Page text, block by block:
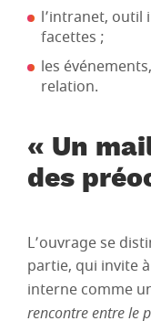
l’intranet, outil
facettes ;
les
relation.
« Un
des
L’ouvrage se
partie, qui invite
interne comme
rencontre entre le